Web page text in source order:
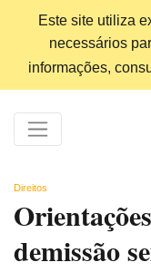
Este site utiliza
necessários
informações,
Direitos
demissão